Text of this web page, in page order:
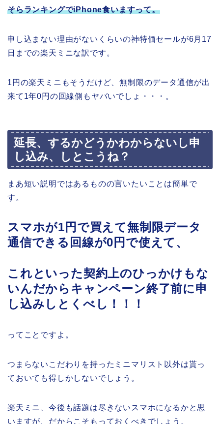
そらランキングでiPhone食いますって。
申し込まない理由がないくらいの神特価セールが6月17
日までの楽天ミニな訳です。
1円の楽天ミニもそうだけど、無制限のデータ通信が出
来て1年0円の回線側もヤバいでしょ・・・。
延長、するかどうかわからないし申
し込み、しとこうね？
まあ短い説明ではあるものの言いたいことは簡単で
す。
スマホが1円で買えて無制限データ
通信できる回線が0円で使えて、
これといった契約上のひっかけもな
いんだからキャンペーン終了前に申
し込みしとくべし！！！
ってことですよ。
つまらないこだわりを持ったミニマリスト以外は貰っ
ておいても得しかしないでしょう。
楽天ミニ、今後も話題は尽きないスマホになるかと思
いますが、だからこそもっておくべきでしょう。